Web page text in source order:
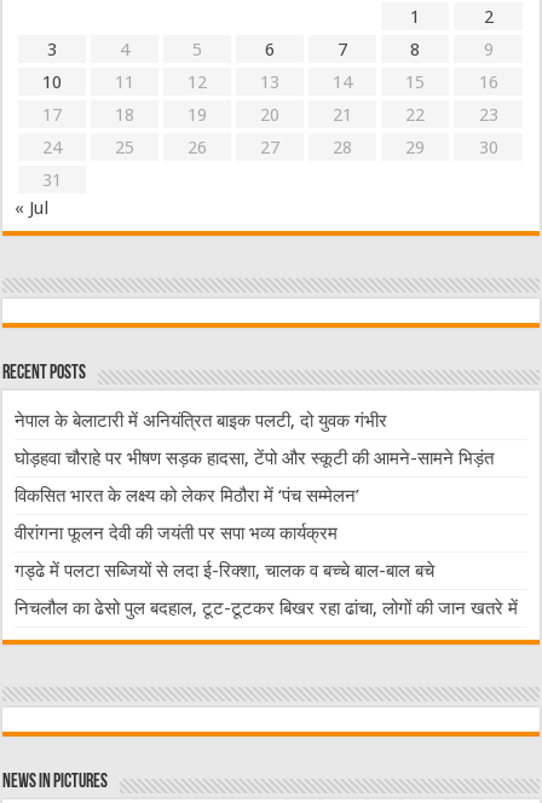
1
2
3
4 5 6 7 8
9
10
11 12 13 14 15
16
17
18 19 20 21 22
23
24
25 26 27 28 29
30
31
« Jul
Recent Posts
नेपाल के बेलाटारी में अनियंत्रित बाइक पलटी, दो युवक गंभीर
घोड़हवा चौराहे पर भीषण सड़क हादसा, टेंपो और स्कूटी की आमने-सामने भिड़ंत
विकसित भारत के लक्ष्य को लेकर मिठौरा में ‘पंच सम्मेलन’
वीरांगना फूलन देवी की जयंती पर सपा भव्य कार्यक्रम
गड्ढे में पलटा सब्जियों से लदा ई-रिक्शा, चालक व बच्चे बाल-बाल बचे
निचलौल का ढेसो पुल बदहाल, टूट-टूटकर बिखर रहा ढांचा, लोगों की जान खतरे में
News in Pictures